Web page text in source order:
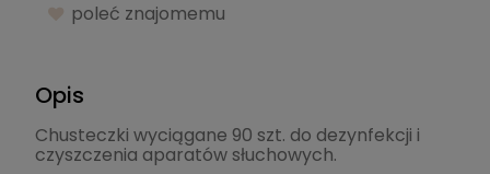
poleć znajomemu
Opis
Chusteczki wyciągane 90 szt. do dezynfekcji i
czyszczenia aparatów słuchowych.